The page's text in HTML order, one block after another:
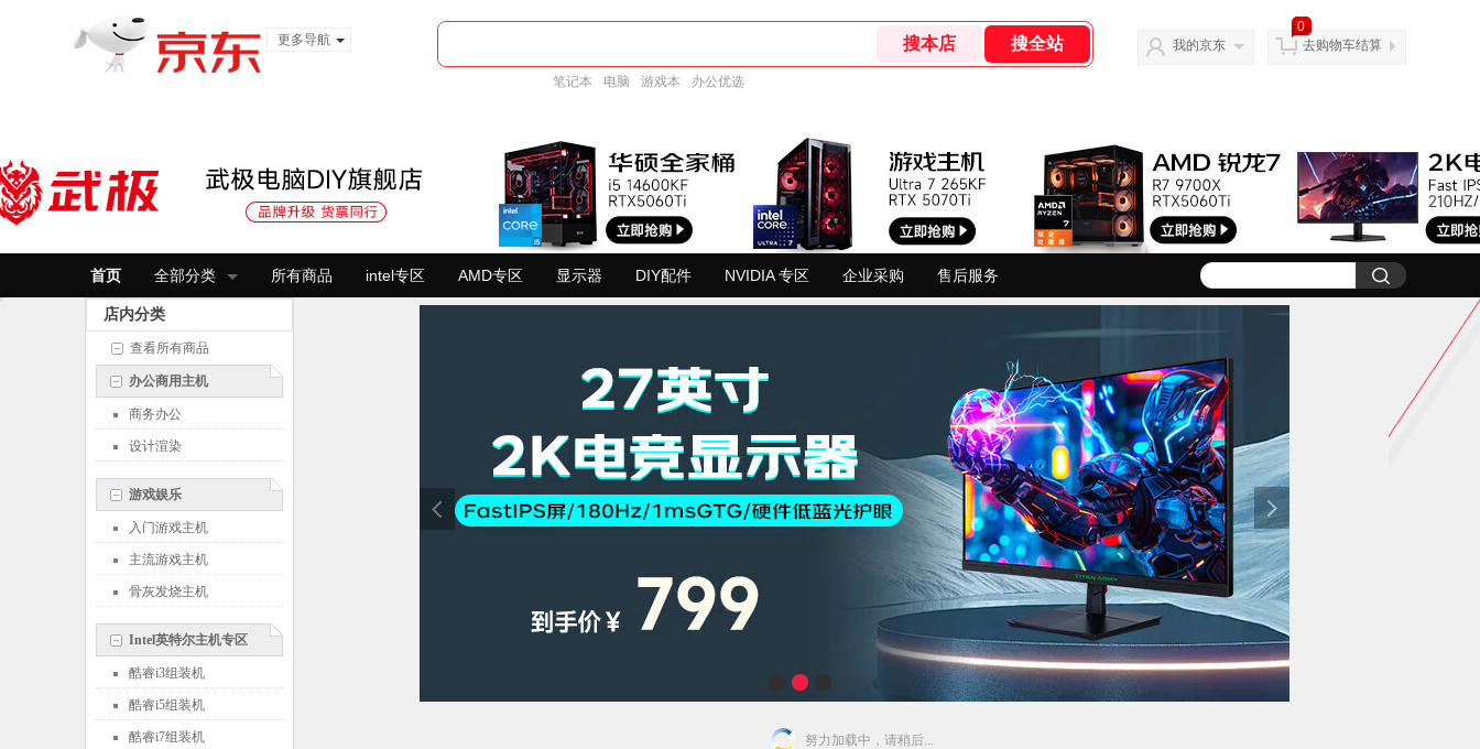
更多导航
笔记本 电脑 游戏本 办公优选
我的京东
0
去购物车结算
首页 全部分类 所有商品 intel专区 AMD专区 显示器 DIY配件 NVIDIA 专区 企业采购 售后服务
店内分类
查看所有商品
办公商用主机
商务办公
设计渲染
游戏娱乐
入门游戏主机
主流游戏主机
骨灰发烧主机
Intel英特尔主机专区
酷睿i3组装机
酷睿i5组装机
酷睿i7组装机 努力加载中，请稍后...